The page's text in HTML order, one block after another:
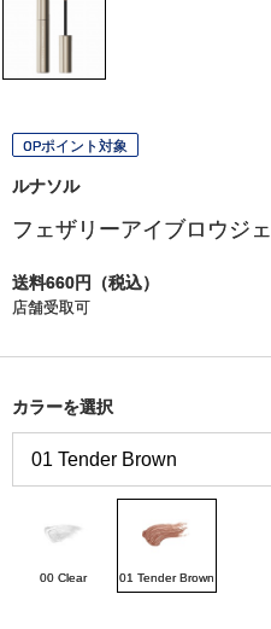
OPポイント対象
ルナソル
フェザリーアイブロウジ
送料660円（税込）
店舗受取可
カラーを選択
00 Clear 01 Tender Brown